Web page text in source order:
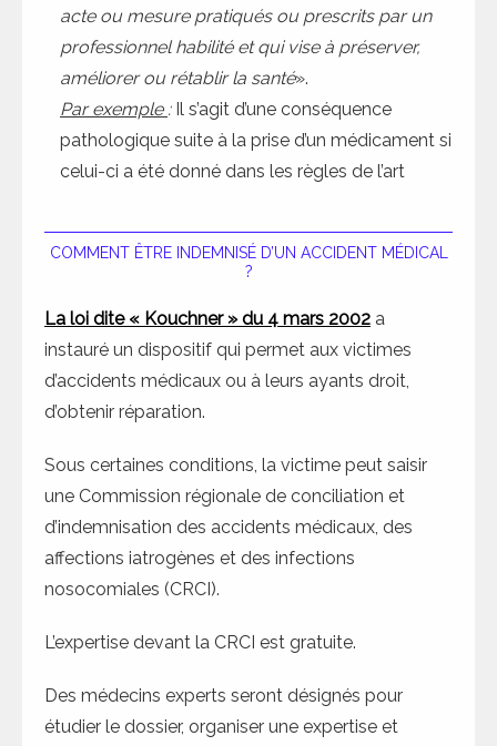
acte ou mesure pratiqués ou prescrits par un
professionnel habilité et qui vise à préserver,
améliorer ou rétablir la santé».
Par exemple : Il s’agit d’une conséquence
pathologique suite à la prise d’un médicament si
celui-ci a été donné dans les règles de l’art
COMMENT ÊTRE INDEMNISÉ D’UN ACCIDENT MÉDICAL
?
La loi dite « Kouchner » du 4 mars 2002 a
instauré un dispositif qui permet aux victimes
d’accidents médicaux ou à leurs ayants droit,
d’obtenir réparation.
Sous certaines conditions, la victime peut saisir
une Commission régionale de conciliation et
d’indemnisation des accidents médicaux, des
affections iatrogènes et des infections
nosocomiales (CRCI).
L’expertise devant la CRCI est gratuite.
Des médecins experts seront désignés pour
étudier le dossier, organiser une expertise et